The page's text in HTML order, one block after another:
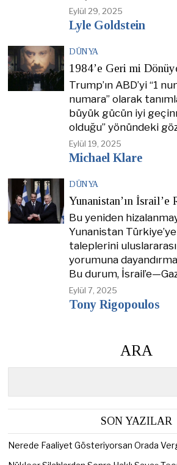
Eylül 29, 2025
Lyle Goldstein
DÜNYA
1984’e Geri mi
Trump’ın ABD’yi “1
numara” olarak
büyük gücün iyi
olduğu” yönündeki
Eylül 19, 2025
Michael Klare
DÜNYA
Yunanistan’ın İsrail’e
Bu yeniden
Yunanistan
taleplerini
yorumuna
Bu durum,
Eylül 7, 2025
Tony Rigopoulos
ARA
SON YAZILAR
Nerede Faaliyet Gösteriyorsan Orada